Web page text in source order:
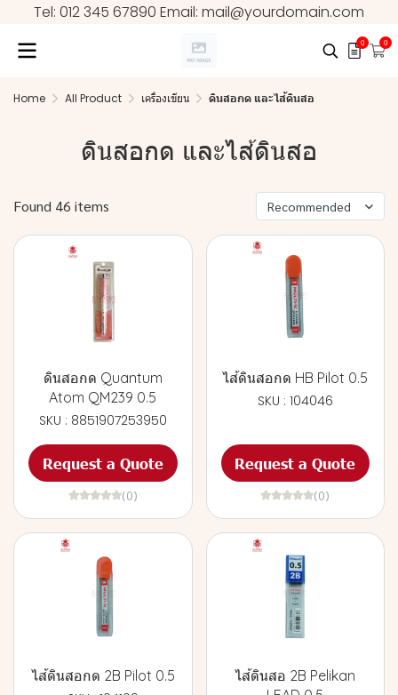
Tel: 012 345 67890 Email: mail@yourdomain.com
0 0
Home All Product เครื่องเขียน ดินสอกด และไส้ดินสอ
ดินสอกด และไส้ดินสอ
Found 46 items Recommended
ดินสอกด Quantum
Atom QM239 0.5
SKU : 8851907253950
Request a Quote
(0)
ไส้ดินสอกด HB Pilot 0.5
SKU : 104046
Request a Quote
(0)
ไส้ดินสอกด 2B Pilot 0.5
ไส้ดินสอ 2B Pelikan